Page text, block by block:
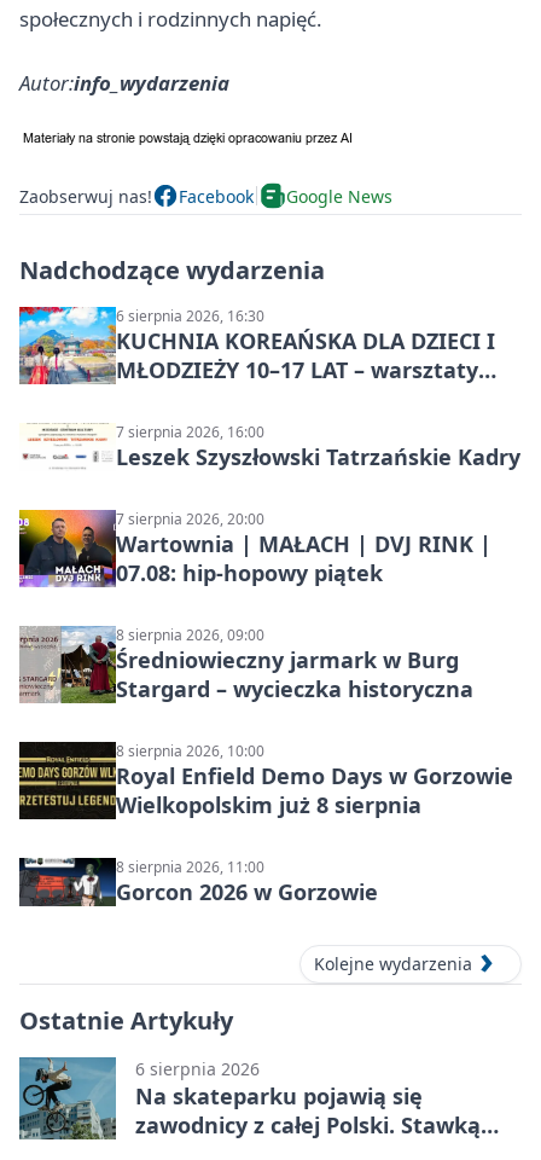
społecznych i rodzinnych napięć.
Autor:info_wydarzenia
Zaobserwuj nas! Facebook Google News
Nadchodzące wydarzenia
6 sierpnia 2026, 16:30
KUCHNIA KOREAŃSKA DLA DZIECI I
MŁODZIEŻY 10–17 LAT – warsztaty
7 sierpnia 2026, 16:00
Leszek Szyszłowski Tatrzańskie Kadry
7 sierpnia 2026, 20:00
Wartownia | MAŁACH | DVJ RINK |
07.08: hip-hopowy piątek
8 sierpnia 2026, 09:00
Średniowieczny jarmark w Burg
Stargard – wycieczka historyczna
8 sierpnia 2026, 10:00
Royal Enfield Demo Days w Gorzowie
Wielkopolskim już 8 sierpnia
8 sierpnia 2026, 11:00
Gorcon 2026 w Gorzowie
Kolejne wydarzenia
Ostatnie Artykuły
6 sierpnia 2026
Na skateparku pojawią się
zawodnicy z całej Polski. Stawką